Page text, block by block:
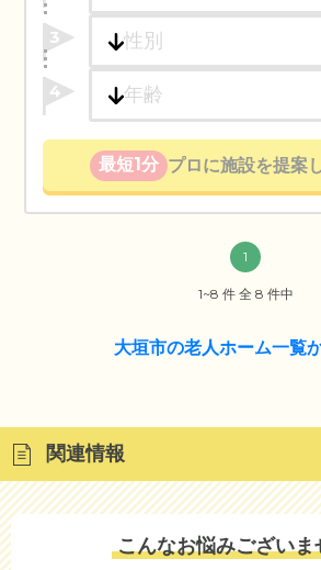
3
4
最短1分 プロに施設を提案
1
1~8 件 全 8 件中
大垣市の老人ホーム一覧
関連情報
こんなお悩みございま